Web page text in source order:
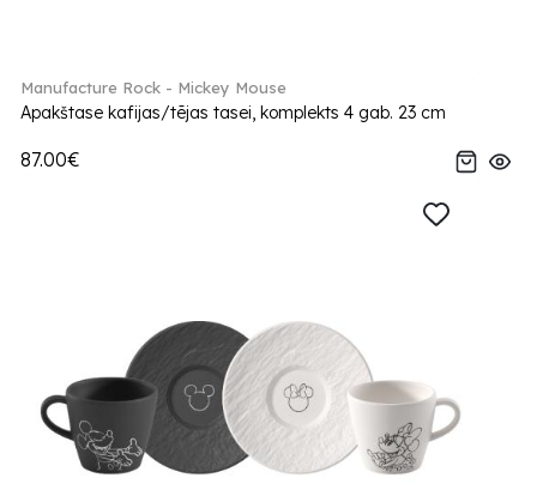
Manufacture Rock - Mickey Mouse
Apakštase kafijas/tējas tasei, komplekts 4 gab. 23 cm
87.00€